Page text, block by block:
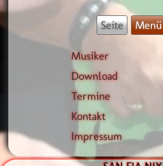
Seite Menü
Musiker
Download
Termine
Kontakt
Impressum